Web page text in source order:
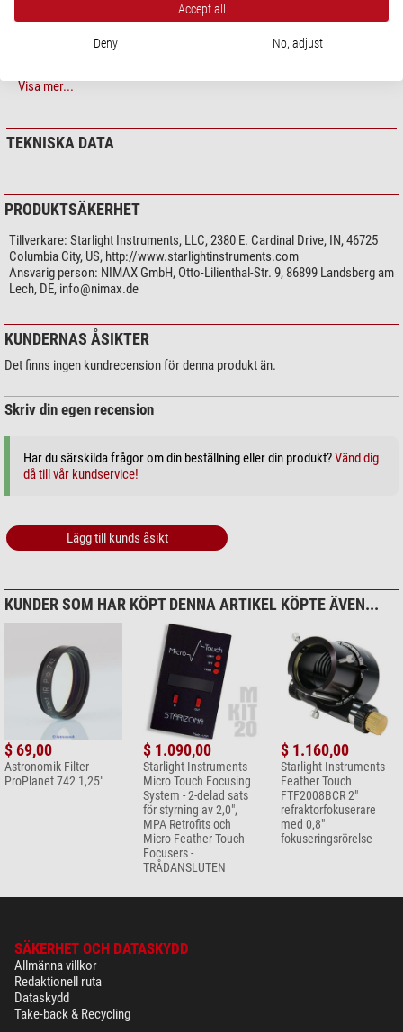
Visa mer...
TEKNISKA DATA
PRODUKTSÄKERHET
Tillverkare: Starlight Instruments, LLC, 2380 E. Cardinal Drive, IN, 46725
Columbia City, US, http://www.starlightinstruments.com
Ansvarig person: NIMAX GmbH, Otto-Lilienthal-Str. 9, 86899 Landsberg am
Lech, DE, info@nimax.de
KUNDERNAS ÅSIKTER
Det finns ingen kundrecension för denna produkt än.
Skriv din egen recension
Har du särskilda frågor om din beställning eller din produkt?Vänd dig
då till vår kundservice!
Lägg till kunds åsikt
KUNDER SOM HAR KÖPT DENNA ARTIKEL KÖPTE ÄVEN...
$ 69,00
Astronomik Filter
ProPlanet 742 1,25"
$ 1.090,00
Starlight Instruments
Micro Touch Focusing
System - 2-delad sats
för styrning av 2,0",
MPA Retrofits och
Micro Feather Touch
Focusers -
TRÅDANSLUTEN
$ 1.160,00
Starlight Instruments
Feather Touch
FTF2008BCR 2"
refraktorfokuserare
med 0,8"
fokuseringsrörelse
SÄKERHET OCH DATASKYDD
Allmänna villkor
Redaktionell ruta
Dataskydd
Take-back & Recycling
Accept all
Deny No, adjust